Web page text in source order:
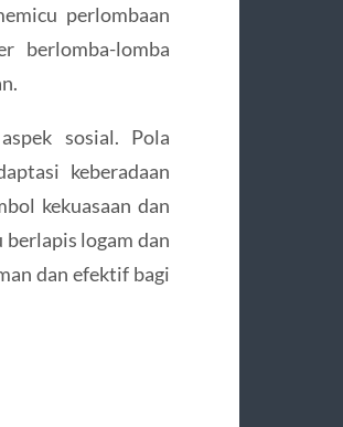
perlombaan
berlomba-lomba
sosial. Pola
keberadaan
kekuasaan dan
logam dan
dan efektif bagi